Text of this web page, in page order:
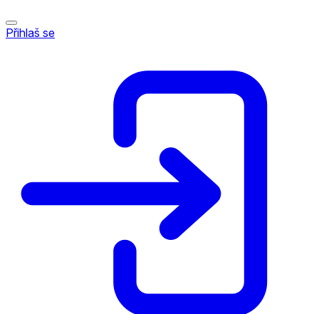
Přihlaš se